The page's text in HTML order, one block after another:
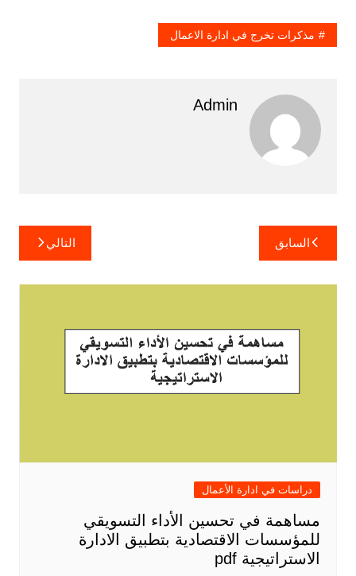
مذكرات تخرج في ادارة الاعمال
Admin
تصفّح
المقالات
السابق التالي
دراسات في ادارة الأعمال
مساهمة في تحسين الأداء التسويقي
للمؤسسات الاقتصادية بتطبيق الادارة
الاستراتيجية pdf